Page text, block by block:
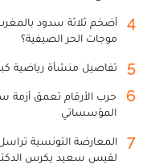
4
أضخم ثلاثة سدود
موجات الحر الصيفية؟
5 تفاصيل منشأة رياضية
6
حرب الأرقام تعمق أزمة
المؤسساتي
7
المعارضة التونسية
لقيس سعيد يكرس